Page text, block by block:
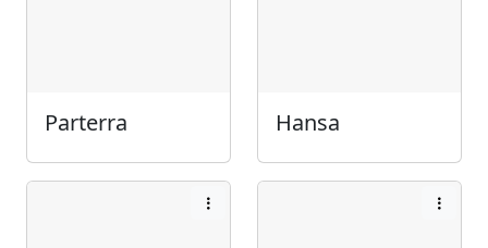
Parterra Hansa